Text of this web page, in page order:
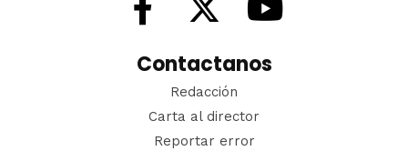
Contactanos
Redacción
Carta al director
Reportar error